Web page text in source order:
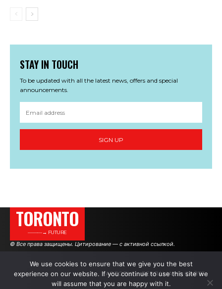
STAY IN TOUCH
To be updated with all the latest news, offers and special
announcements.
SIGN UP
TORONTO
———→ FUTURE
© Все права защищены. Цитирование — с активной ссылкой.
АВТОРЫ РЕКЛАМА НА САЙТЕ
We use cookies to ensure that we give you the best
experience on our website. If you continue to use this site we
will assume that you are happy with it.